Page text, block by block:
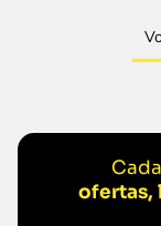
ofertas,